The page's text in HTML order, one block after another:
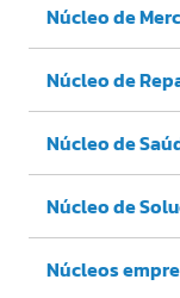
Núcleo de
Núcleo de
Núcleo de
Núcleo de
Núcleos